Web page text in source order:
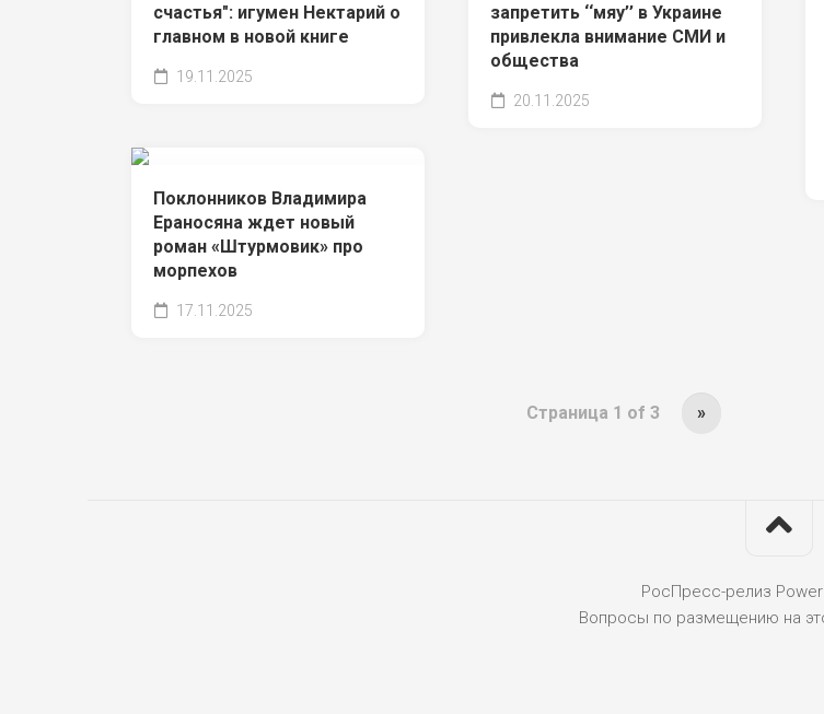
запретить ‘‘мяу’’ в Украине
привлекла внимание СМИ и
общества
20.11.2025
счастья": игумен Нектарий о
главном в новой книге
19.11.2025
Поклонников Владимира
Ераносяна ждет новый
роман «Штурмовик» про
морпехов
17.11.2025
Страница 1 of 3 »
РосПресс-релиз
Вопросы по размещению на